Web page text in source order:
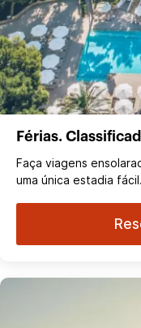
Férias.
Faça viagens
uma única estadia fácil.